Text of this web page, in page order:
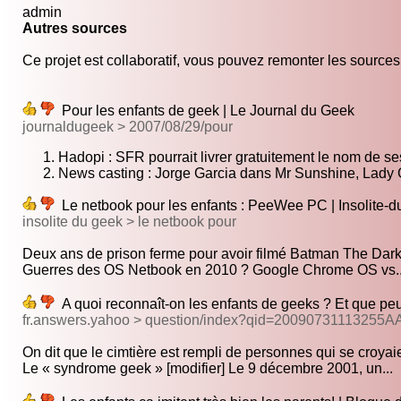
admin
Autres sources
Ce projet est collaboratif, vous pouvez remonter les
Pour les enfants de geek | Le Journal du Geek
journaldugeek > 2007/08/29/pour
Hadopi : SFR pourrait livrer gratuitement le nom de
News casting : Jorge Garcia dans Mr Sunshine, Lady
Le netbook pour les enfants : PeeWee PC | Insolite-
insolite du geek > le netbook pour
Deux ans de prison ferme pour avoir filmé Batman The
Guerres des OS Netbook en 2010 ? Google Chrome OS
A quoi reconnaît-on les enfants de geeks ? Et que
fr.answers.yahoo > question/
On dit que le cimtière est rempli de personnes qui se
Le « syndrome geek » [modifier] Le 9 décembre 2001, un...